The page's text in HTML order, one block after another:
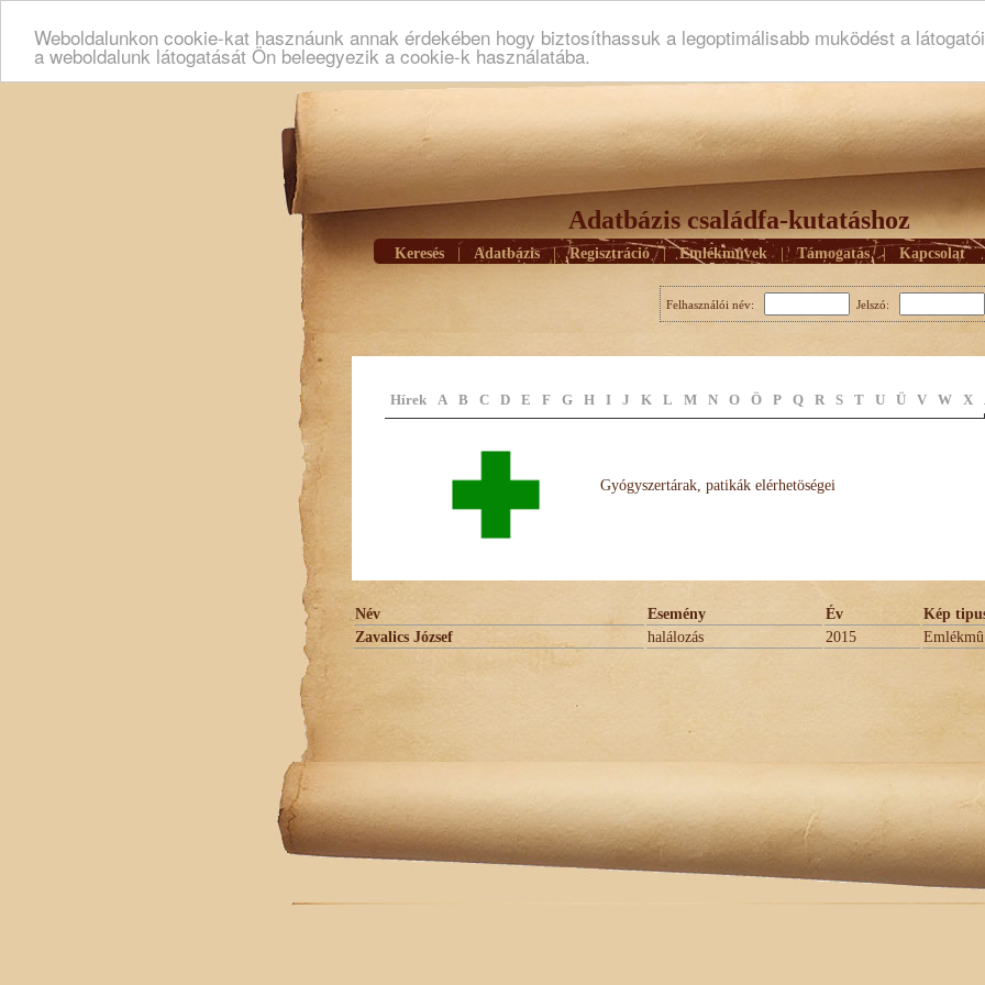
Weboldalunkon cookie-kat hasznáunk annak érdekében hogy biztosíthassuk a legoptimálisabb muködést a
a weboldalunk látogatását Ön beleegyezik a cookie-k használatába.
Adatbázis családfa-kutatáshoz
Keresés Adatbázis | Regisztráció | Emlékmûvek | Támogatás | Kapcsolat
Felhasználói név: Jelszó:
Hírek A B C D E F G H I J K L M N O Ö P Q R S T U Ü V W X
Gyógyszertárak, patikák elérhetöségei
Név Esemény Év
Kép
Zavalics József
halálozás 2015 Emlékmû